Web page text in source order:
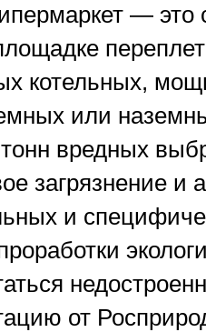
—
котельных,
или
вредных
загрязнение и
и
от